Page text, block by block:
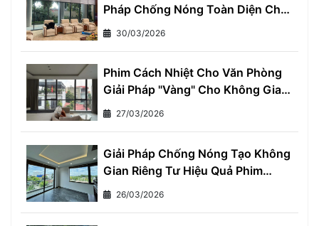
Pháp Chống Nóng Toàn Diện Cho
Mọi Nhà
30/03/2026
Phim Cách Nhiệt Cho Văn Phòng
Giải Pháp "Vàng" Cho Không Gian
Làm Việc Thoải Mái và Hiệu Quả
27/03/2026
Giải Pháp Chống Nóng Tạo Không
Gian Riêng Tư Hiệu Quả Phim
Cách Nhiệt Một Chiều
26/03/2026